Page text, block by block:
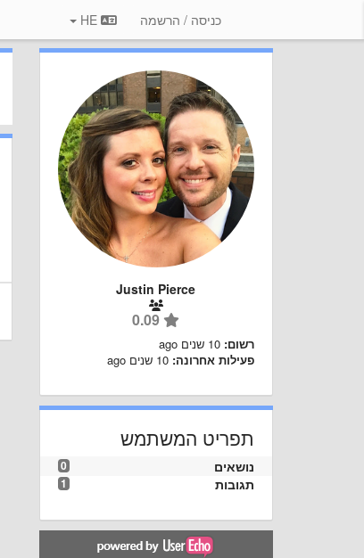
כניסה / הרשמה
Justin Pierce
רשום: 10 שנים ago
פעילות אחרונה: 10 שנים ago
תפריט המשתמש
0 נושאים
1 תגובות